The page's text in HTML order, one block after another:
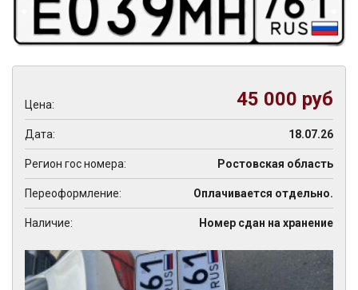
Цена: 45 000 руб
Дата: 18.07.26
Регион гос номера: Ростовская область
Переоформление: Оплачивается отдельно.
Наличие: Номер сдан на хранение